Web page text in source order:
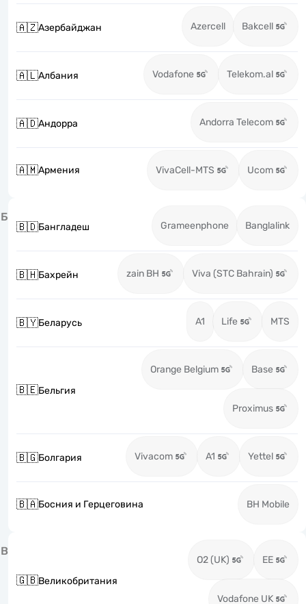
🇦🇿Азербайджан Azercell Bakcell
🇦🇱Албания Vodafone Telekom.al
🇦🇩Андорра Andorra Telecom
🇦🇲Армения VivaCell-MTS Ucom
Б
🇧🇩Бангладеш Grameenphone Banglalink
🇧🇭Бахрейн zain BH Viva (STC Bahrain)
🇧🇾Беларусь A1 Life MTS
🇧🇪Бельгия
Orange Belgium Base
Proximus
🇧🇬Болгария Vivacom A1 Yettel
🇧🇦Босния и Герцеговина BH Mobile
В
🇬🇧Великобритания
O2 (UK) EE
Vodafone UK